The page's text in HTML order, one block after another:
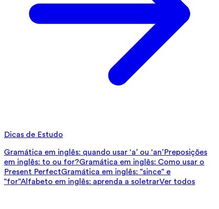
Dicas de Estudo
Gramática em inglês: quando usar ‘a’ ou ‘an’Preposições
em inglês: to ou for?Gramática em inglês: Como usar o
Present PerfectGramática em inglês: "since" e
"for"Alfabeto em inglês: aprenda a soletrarVer todos